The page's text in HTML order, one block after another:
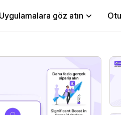
Uygulamalara göz atın